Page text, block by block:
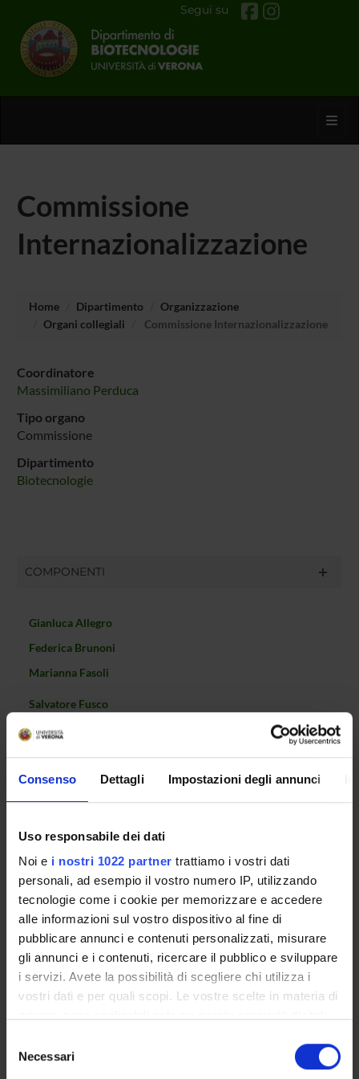
Consenso Dettagli Impostazioni degli annunci
Uso responsabile dei dati
Noi e i nostri 1022 partner trattiamo i vostri dati
personali, ad esempio il vostro numero IP, utilizzando
tecnologie come i cookie per memorizzare e accedere
alle informazioni sul vostro dispositivo al fine di
pubblicare annunci e contenuti personalizzati, misurare
gli annunci e i contenuti, ricercare il pubblico e sviluppare
i servizi. Avete la possibilità di scegliere chi utilizza i
vostri dati e per quali scopi. Le vostre scelte in materia di
modificare o revocare il proprio consenso in qualsiasi
momento dalla Dichiarazione sui cookie o facendo clic
delNecessari
Segui su
Commissione
Internazionalizzazione
Home Dipartimento
Organizzazione
Organi collegiali
Commissione Internazionalizzazione
Coordinatore
Massimiliano Perduca
Tipo organo
Commissione
Dipartimento
Biotecnologie
COMPONENTI
Gianluca Allegro
Federica Brunoni
Marianna Fasoli
Salvatore Fusco
Angela Lauriola
ORGANIZZAZIONE
GOVERNANCE
COMMISSIONI
UFFICI E STRUTTURE DI SERVIZIO
SERVIZI DI SEGRETERIA STUDENTI
STRUTTURE DEL DIPARTIMENTO